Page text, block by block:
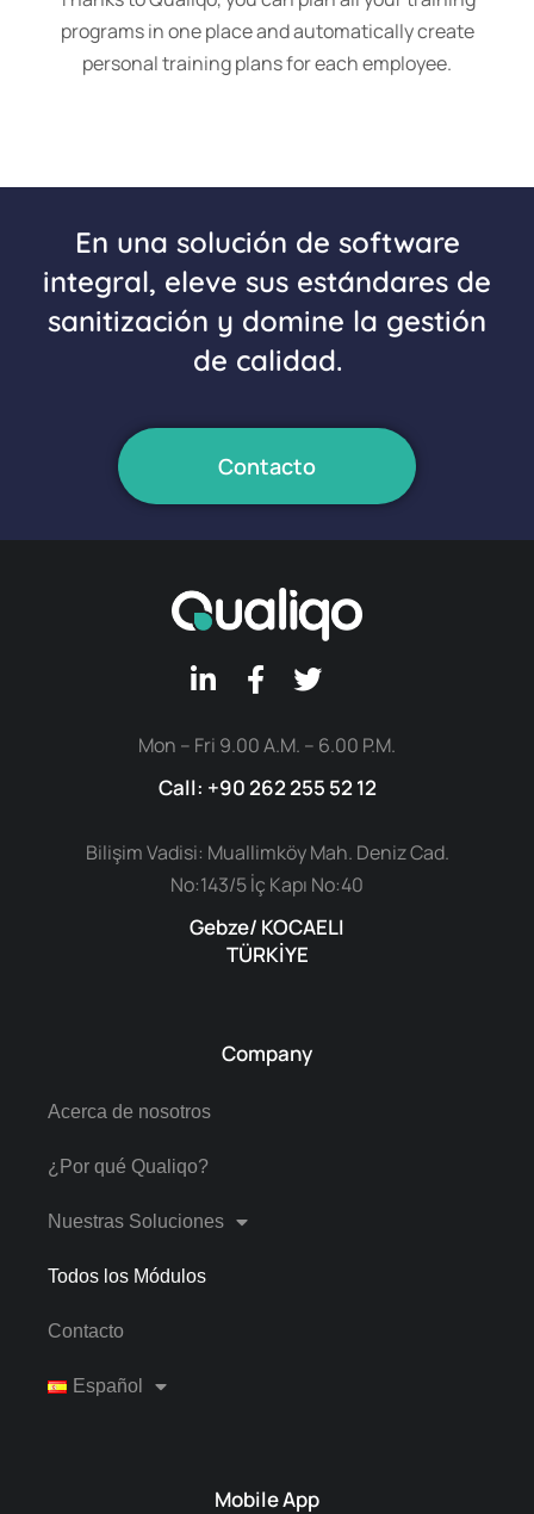
programs in one place and automatically create
personal training plans for each employee.
En una solución de software
integral, eleve sus estándares de
sanitización y domine la gestión
de calidad.
Contacto
Mon – Fri 9.00 A.M. – 6.00 P.M.
Call: +90 262 255 52 12
Bilişim Vadisi: Muallimköy Mah. Deniz Cad.
No:143/5 İç Kapı No:40
Gebze/ KOCAELI
TÜRKİYE
Company
Acerca de nosotros
¿Por qué Qualiqo?
Nuestras Soluciones
Todos los Módulos
Contacto
Español
Mobile App